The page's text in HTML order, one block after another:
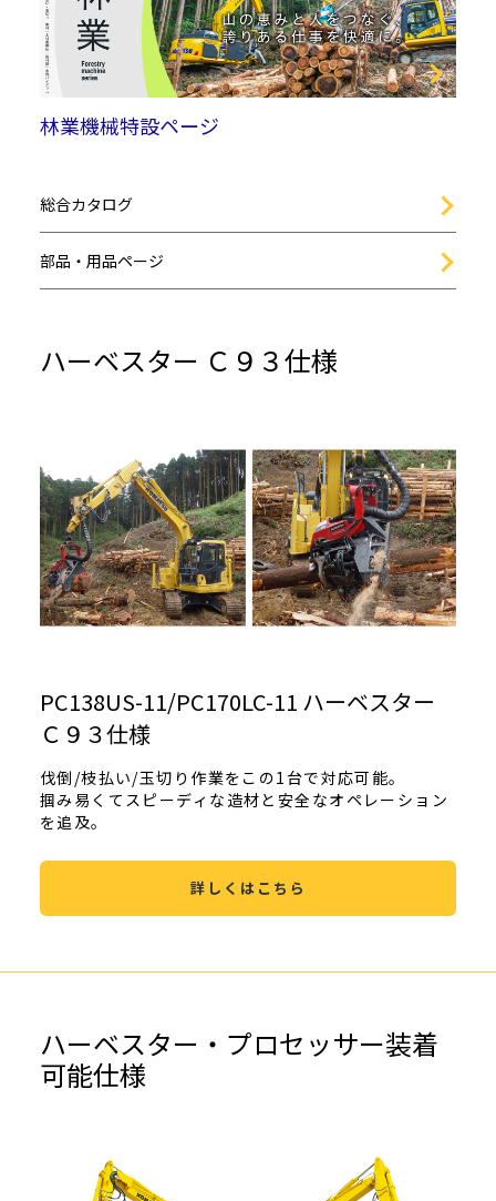
林業機械特設ページ
総合カタログ
部品・用品ページ
ハーベスター Ｃ９３仕様
PC138US-11/PC170LC-11 ハーベスター
Ｃ９３仕様
伐倒/枝払い/玉切り作業をこの1台で対応可能。
掴み易くてスピーディな造材と安全なオペレーション
を追及。
詳しくはこちら
ハーベスター・プロセッサー装着
可能仕様